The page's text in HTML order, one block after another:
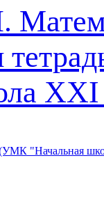
(УМК "Начальная